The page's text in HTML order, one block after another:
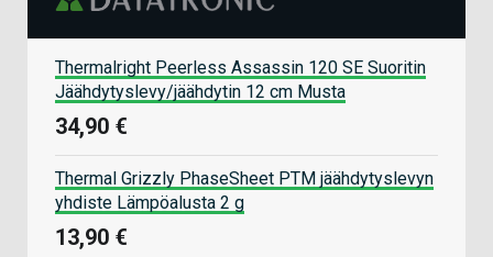
Thermalright Peerless Assassin 120 SE Suoritin
Jäähdytyslevy/jäähdytin 12 cm Musta
34,90 €
Thermal Grizzly PhaseSheet PTM jäähdytyslevyn
yhdiste Lämpöalusta 2 g
13,90 €